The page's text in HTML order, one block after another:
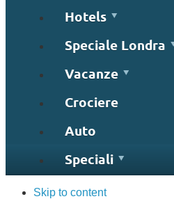
Hotels
Speciale Londra
Vacanze
Crociere
Auto
Speciali
Skip to content